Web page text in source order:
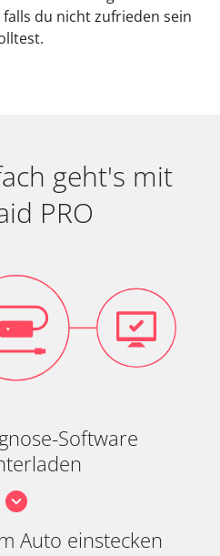
du nicht zufrieden sein
geht's mit
PRO
Software
Auto einstecken